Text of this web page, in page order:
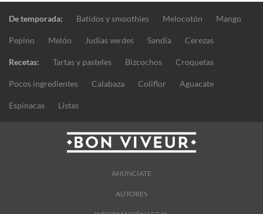
De temporada: Batidos y smoothies Melocotón Mango
Pepino Melón Judías verdes Sandía Cerezas
Recetas: Tartas y pasteles Bizcochos Croquetas
Pocos ingredientes Calabaza Coliflor Aguacate
Espinacas Listas
ANÚNCIATE
AUTORES